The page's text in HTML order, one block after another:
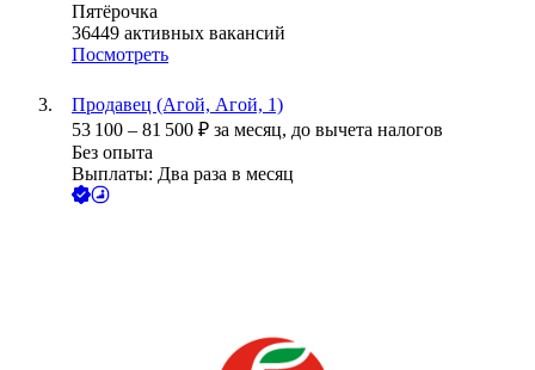
Пятёрочка
36449 активных вакансий
Посмотреть
Продавец (Агой, Агой, 1)
53 100 – 81 500 ₽ за месяц, до вычета налогов
Без опыта
Выплаты: Два раза в месяц